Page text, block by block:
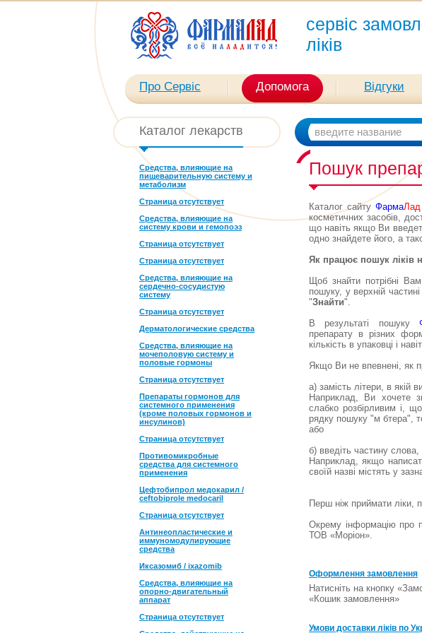
сервіс
ліків
Про Сервіс Допомога Відгуки
Каталог лекарств
Средства, влияющие на
пищеварительную систему и
метаболизм
Страница отсутствует
Средства, влияющие на
систему крови и гемопоэз
Страница отсутствует
Страница отсутствует
Средства, влияющие на
сердечно-сосудистую
систему
Страница отсутствует
Дерматологические средства
Средства, влияющие на
мочеполовую систему и
половые гормоны
Страница отсутствует
Препараты гормонов для
системного применения
(кроме половых гормонов и
инсулинов)
Страница отсутствует
Противомикробные
средства для системного
применения
Цефтобипрол медокарил /
ceftobiprole medocaril
Страница отсутствует
Антинеопластические и
иммуномодулирующие
средства
Иксазомиб / ixazomib
Средства, влияющие на
опорно-двигательный
аппарат
Страница отсутствует
Пошук
Каталог сайтуФармаЛад
косметичних засобів,
що навіть якщо Ви
одно знайдете його, а
Як працює пошук ліків
Щоб знайти потрібні
пошуку, у верхній
"Знайти".
В результаті пошуку
препарату в різних
кількість в упаковці і
Якщо Ви не впевнені, як
а) замість літери, в якій
Наприклад, Ви хочете
слабко розбірливим і,
рядку пошуку "м бтера",
або
б) введіть частину
Наприклад, якщо
своїй назві містять у
Перш ніж приймати ліки,
Окрему інформацію про
ТОВ «Моріон».
Оформлення замовлення
Натисніть на кнопку
«Кошик замовлення»
Умови доставки ліків по